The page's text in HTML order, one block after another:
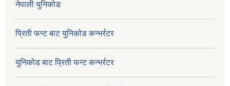
नेपाली युनिकोड
प्रिती फन्ट बाट युनिकोड कन्भर्रटर
युनिकोड बाट प्रिती फन्ट कन्भर्रटर